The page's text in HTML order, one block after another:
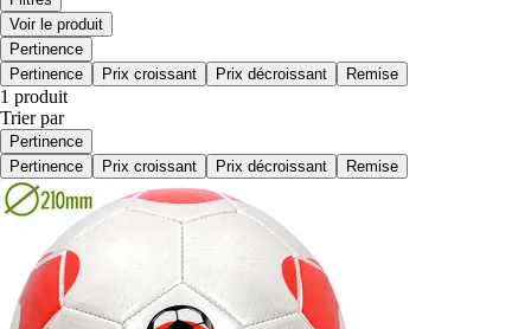
Voir le produit
Pertinence
Pertinence
Prix croissant Prix décroissant Remise
1 produit
Trier par
Pertinence
Pertinence
Prix croissant Prix décroissant Remise